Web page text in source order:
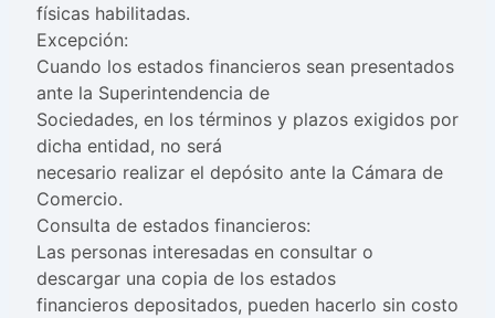
físicas habilitadas.
Excepción:
Cuando los estados financieros sean presentados
ante la Superintendencia de
Sociedades, en los términos y plazos exigidos por
dicha entidad, no será
necesario realizar el depósito ante la Cámara de
Comercio.
Consulta de estados financieros:
Las personas interesadas en consultar o
descargar una copia de los estados
financieros depositados, pueden hacerlo sin costo